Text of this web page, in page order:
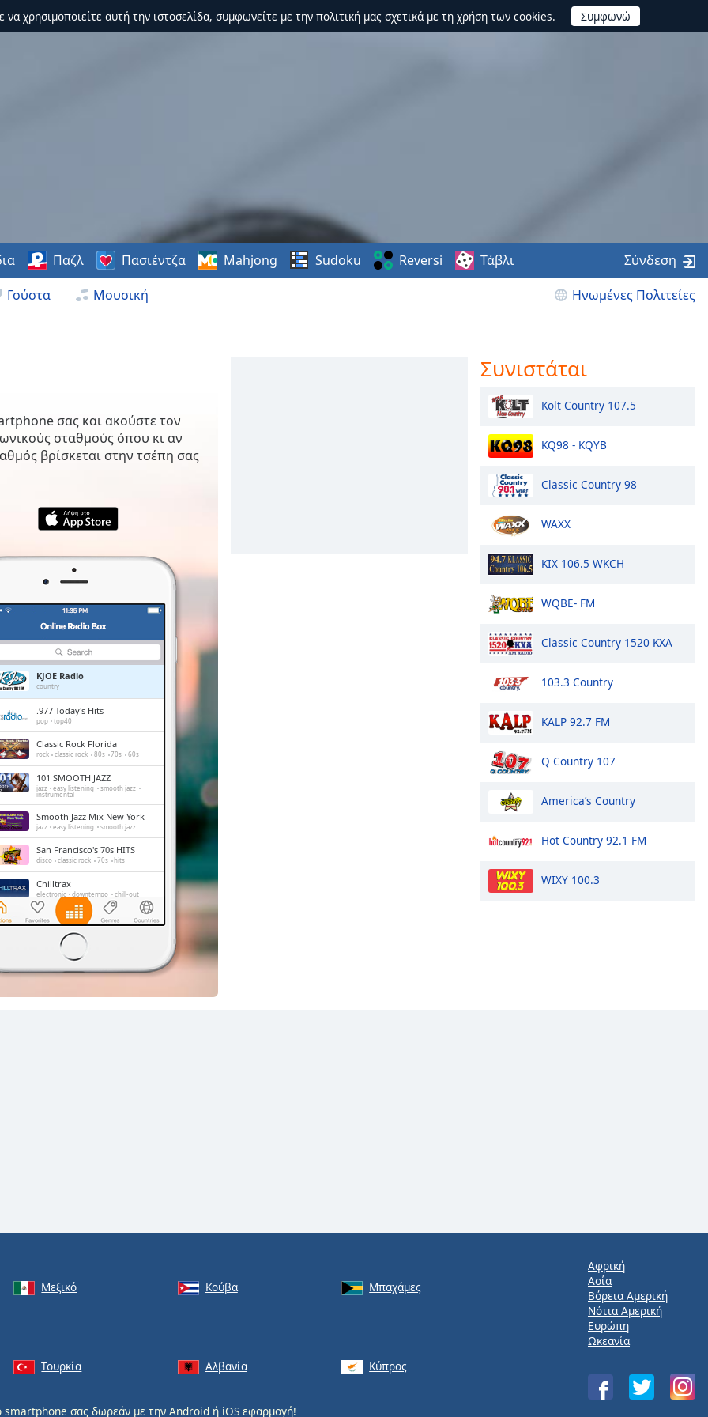
να χρησιμοποιείτε αυτή την ιστοσελίδα, συμφωνείτε με την πολιτική μας σχετικά με τη χρήση των cookies.
Γούστα Μουσική Ηνωμένες Πολιτείες
Παζλ Πασιέντζα Mahjong Sudoku Reversi Τάβλι Σύνδεση
σας και ακούστε τον
σταθμούς όπου κι αν
βρίσκεται στην τσέπη σας
KJOE Radio
country
.977 Today's Hits
pop top40
Classic Rock Florida
rock classic rock 80s 70s 60s
101 SMOOTH JAZZ
jazz easy listening smooth jazz
instrumental
Smooth Jazz Mix New York
jazz easy listening smooth jazz
San Francisco's 70s HITS
disco classic rock 70s hits
Chilltrax
electronic downtempo chill-out
Side Street Radio
dance electronic trance house
progressive house
Absolute Chillout
chill-out
Συνιστάται
Kolt Country 107.5
KQ98 - KQYB
Classic Country 98
WAXX
KIX 106.5 WKCH
WQBE- FM
Classic Country 1520 KXA
103.3 Country
KALP 92.7 FM
Q Country 107
America’s Country
Hot Country 92.1 FM
WIXY 100.3
Μεξικό Κούβα
Μπαχάμες
Τουρκία Αλβανία Κύπρος
smartphone σας δωρεάν με την Android ή iOS εφαρμογή!
Αφρική
Ασία
Βόρεια Αμερική
Νότια Αμερική
Ευρώπη
Ωκεανία